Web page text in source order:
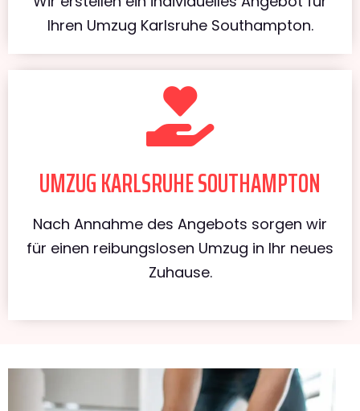
Ihren Umzug Karlsruhe Southampton.
UMZUG KARLSRUHE SOUTHAMPTON
Nach Annahme des Angebots sorgen wir
für einen reibungslosen Umzug in Ihr neues
Zuhause.